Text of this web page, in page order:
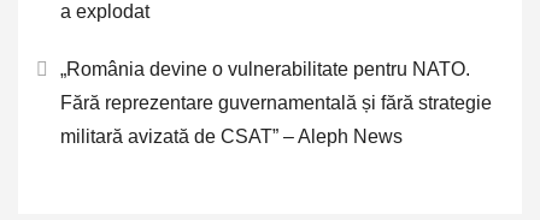
a explodat
„România devine o vulnerabilitate pentru NATO.
Fără reprezentare guvernamentală și fără strategie
militară avizată de CSAT” – Aleph News